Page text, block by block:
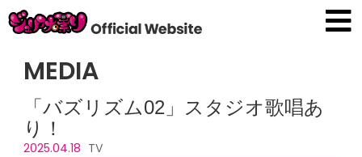
MEDIA
「バズリズム02」スタジオ歌唱あ
り！
2025.04.18 TV